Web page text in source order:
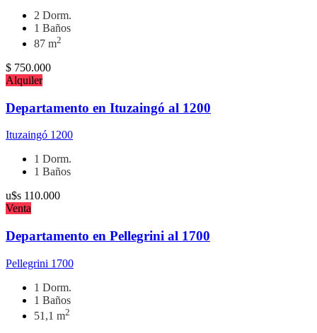
2 Dorm.
1 Baños
87 m2
$ 750.000
Alquiler
Departamento en Ituzaingó al 1200
Ituzaingó 1200
1 Dorm.
1 Baños
u$s 110.000
Venta
Departamento en Pellegrini al 1700
Pellegrini 1700
1 Dorm.
1 Baños
51,1 m2